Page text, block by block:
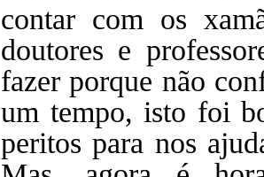
contar com os
doutores e
fazer porque não
um tempo, isto foi
peritos para nos